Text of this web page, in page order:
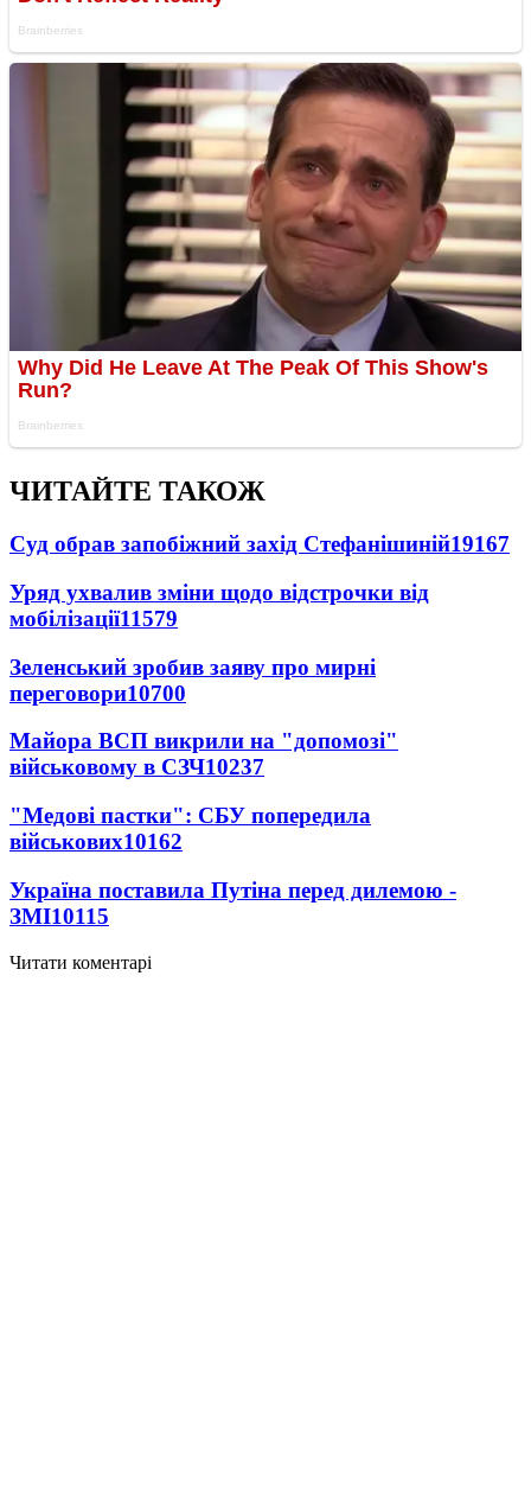
ЧИТАЙТЕ ТАКОЖ
Суд обрав запобіжний захід Стефанішиній19167
Уряд ухвалив зміни щодо відстрочки від
мобілізації11579
Зеленський зробив заяву про мирні
переговори10700
Майора ВСП викрили на "допомозі"
військовому в СЗЧ10237
"Медові пастки": СБУ попередила
військових10162
Україна поставила Путіна перед дилемою -
ЗМІ10115
Читати коментарі